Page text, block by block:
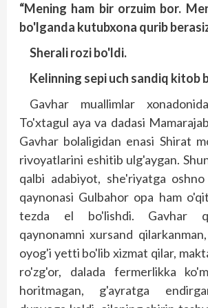
“Mening ham bir orzuim bor.
bo'lganda kutubxona qurib
Sherali rozi bo'ldi.
Kelinning sepi uch sandiq kitob
Gavhar muallimlar
To'xtagul aya va dadasi
Gavhar bolaligidan enasi Shirat
rivoyatlarini eshitib ulg'aygan.
qalbi adabiyot, she'riyatga
qaynonasi Gulbahor opa ham
tezda el bo'lishdi. Gavhar
qaynonamni xursand
oyog'i yetti bo'lib xizmat qilar,
ro'zg'or, dalada fermerlikka
horitmagan, g'ayratga